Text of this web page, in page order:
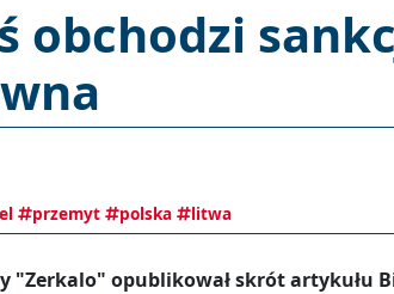
obchodzi
przemyt polska litwa
"Zerkalo" opublikował skrót artykułu